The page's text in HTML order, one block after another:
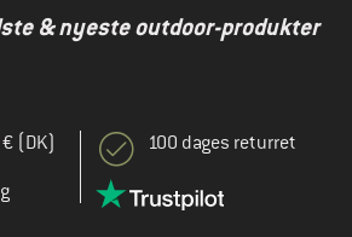
& nyeste outdoor-produkter
(DK)
100 dages returret